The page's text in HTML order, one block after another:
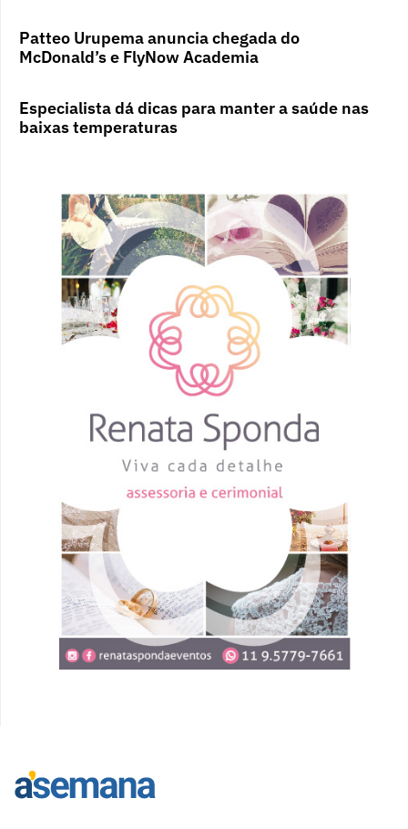
Patteo Urupema anuncia chegada do
McDonald’s e FlyNow Academia
Especialista dá dicas para manter a saúde nas
baixas temperaturas